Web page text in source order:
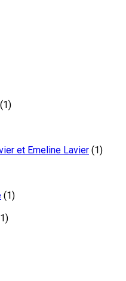
(1)
et Emeline Lavier (1)
(1)